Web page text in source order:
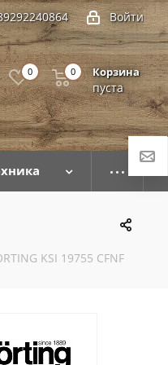
Войти
0 Корзина
пуста
0
KSI 19755 CFNF